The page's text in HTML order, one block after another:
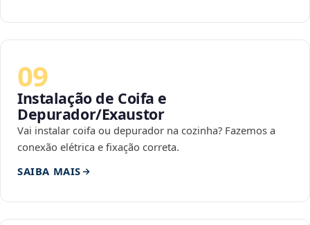
09
Instalação de Coifa e
Depurador/Exaustor
Vai instalar coifa ou depurador na cozinha? Fazemos a
conexão elétrica e fixação correta.
SAIBA MAIS